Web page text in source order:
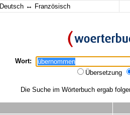
Deutsch ↔ Französisch
Wort:
Übersetzung
Die Suche im Wörterbuch ergab